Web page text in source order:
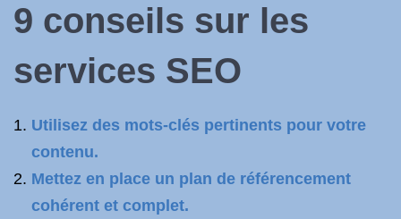
9 conseils sur les
services SEO
Utilisez des mots-clés pertinents pour votre
contenu.
Mettez en place un plan de référencement
cohérent et complet.